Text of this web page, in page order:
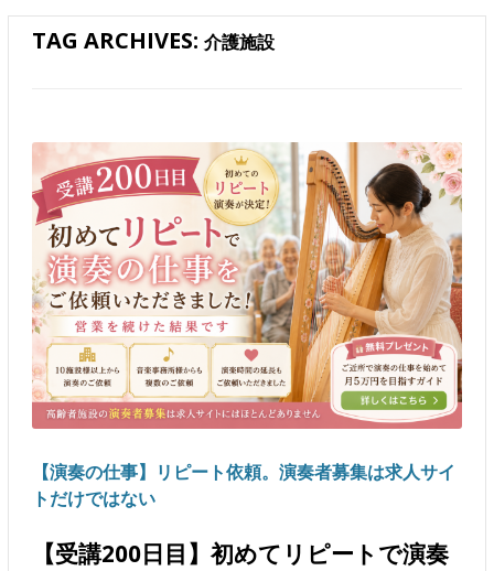
TAG ARCHIVES: 介護施設
【演奏の仕事】リピート依頼。演奏者募集は求人サイ
トだけではない
【受講200日目】初めてリピートで演奏